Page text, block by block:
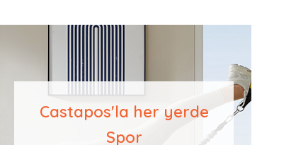
Castapos'la her yerde
Spor